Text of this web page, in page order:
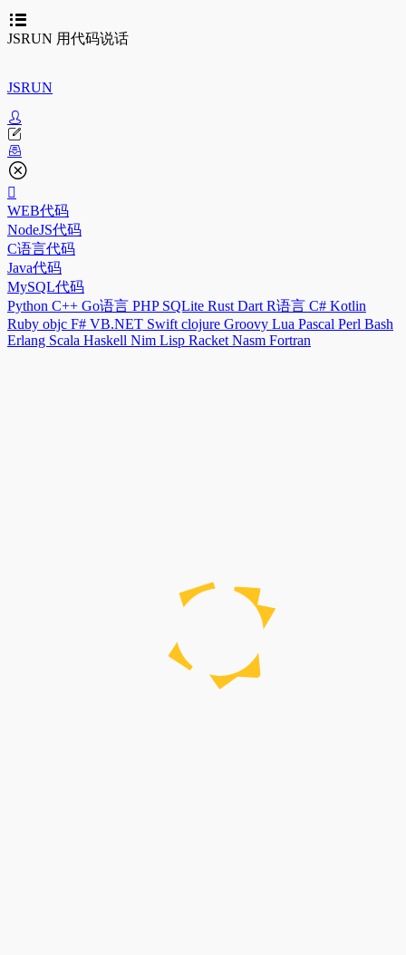
JSRUN 用代码说话
JSRUN
WEB代码
NodeJS代码
C语言代码
Java代码
MySQL代码
Python C++ Go语言 PHP SQLite Rust Dart R语言 C# Kotlin
Ruby objc F# VB.NET Swift clojure Groovy Lua Pascal Perl Bash
Erlang Scala Haskell Nim Lisp Racket Nasm Fortran